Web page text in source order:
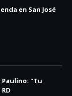
en San José
"Tu